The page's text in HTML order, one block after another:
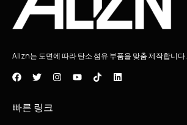
Alizn는 도면에 따라 탄소 섬유 부품을 맞춤 제작합니다.
빠른 링크